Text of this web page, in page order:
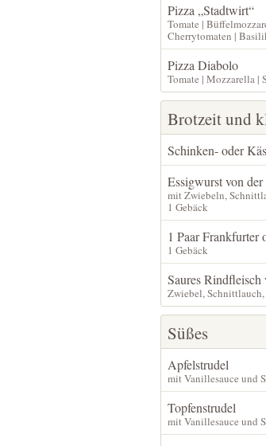
Pizza „Stadtwirt“
Tomate |
Cherrytomaten |
Pizza Diabolo
Tomate | Mozzarella |
Brotzeit und
Schinken- oder
Essigwurst von
mit Zwiebeln,
1 Gebäck
1 Paar Frankfurter
1 Gebäck
Saures
Zwiebel,
Süßes
Apfelstrudel
mit Vanillesauce und
Topfenstrudel
mit Vanillesauce und